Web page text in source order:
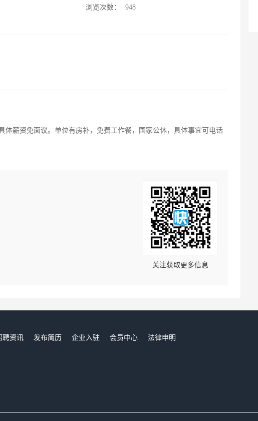
浏览次数：
948
薪资免面议。单位有房补，免费工作餐，国家公休，具体事宜可电话
关注获取更多信息
聘资讯 发布简历 企业入驻 会员中心
法律申明